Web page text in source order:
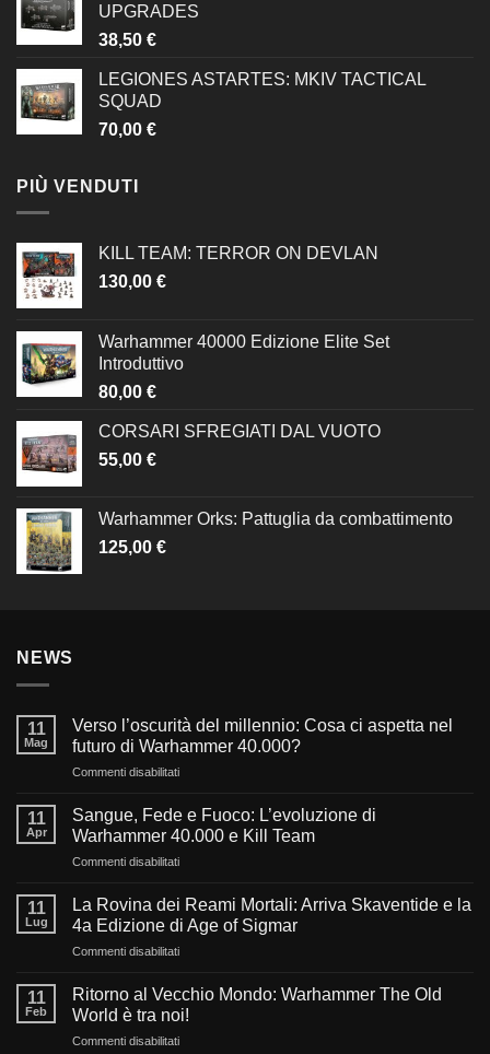
UPGRADES
38,50 €
LEGIONES ASTARTES: MKIV TACTICAL
SQUAD
70,00 €
PIÙ VENDUTI
KILL TEAM: TERROR ON DEVLAN
130,00 €
Warhammer 40000 Edizione Elite Set
Introduttivo
80,00 €
CORSARI SFREGIATI DAL VUOTO
55,00 €
Warhammer Orks: Pattuglia da combattimento
125,00 €
NEWS
11
Mag
Verso l’oscurità del millennio: Cosa ci aspetta nel
futuro di Warhammer 40.000?
Commenti disabilitatisu
l’oscurità
del
millennio:
Cosa
aspetta
nel
futuro
di
40.000?
11
Apr
Sangue, Fede e Fuoco: L’evoluzione di
Warhammer 40.000 e Kill Team
Commenti disabilitatisu
Fede
e
Fuoco:
L’evoluzione
Warhammer
40.000
Kill
11
Lug
La Rovina dei Reami Mortali: Arriva Skaventide e la
4a Edizione di Age of Sigmar
Commenti disabilitatisu
Rovina
dei
Reami
Mortali:
11
Feb
Ritorno al Vecchio Mondo: Warhammer The Old
World è tra noi!
Commenti disabilitatisu